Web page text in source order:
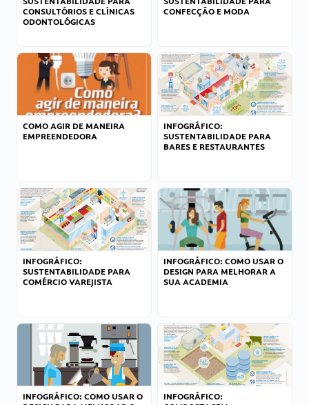
CONSULTÓRIOS E CLÍNICAS
ODONTOLÓGICAS
CONFECÇÃO E MODA
COMO AGIR DE MANEIRA
EMPREENDEDORA
INFOGRÁFICO:
SUSTENTABILIDADE PARA
BARES E RESTAURANTES
INFOGRÁFICO:
SUSTENTABILIDADE PARA
COMÉRCIO VAREJISTA
INFOGRÁFICO: COMO USAR O
DESIGN PARA MELHORAR A
SUA ACADEMIA
INFOGRÁFICO: COMO USAR O
INFOGRÁFICO: